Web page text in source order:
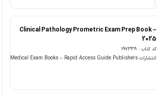
Clinical Pathology Prometric Exam Prep Book –
2025
کد کتاب : 197338
انتشارات Medical Exam Books – Rapid Access Guide Publishers